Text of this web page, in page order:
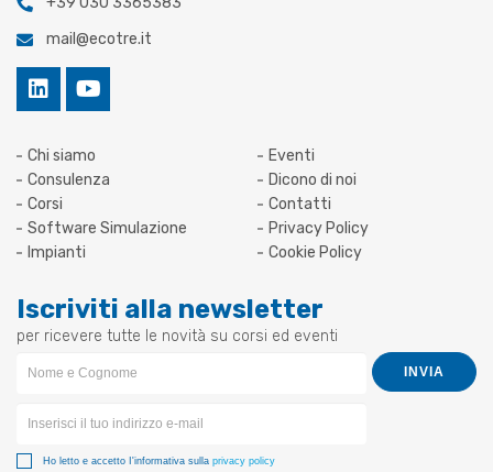
mail@ecotre.it
Chi siamo
Consulenza
Corsi
Software Simulazione
Impianti
Eventi
Dicono di noi
Contatti
Privacy Policy
Cookie Policy
Iscriviti alla newsletter
per ricevere tutte le novità su corsi ed eventi
Newsletter
Ho letto e accetto I'informativa sulla privacy policy
INVIA